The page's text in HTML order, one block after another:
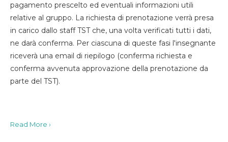
pagamento prescelto ed eventuali informazioni utili
relative al gruppo. La richiesta di prenotazione verrà presa
in carico dallo staff TST che, una volta verificati tutti i dati,
ne darà conferma. Per ciascuna di queste fasi l'insegnante
riceverà una email di riepilogo (conferma richiesta e
conferma avvenuta approvazione della prenotazione da
parte del TST).
Read More ›